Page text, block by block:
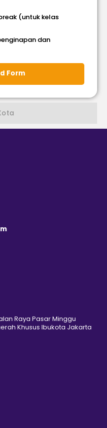
(untuk kelas
dan
Form
Raya Pasar Minggu
Khusus Ibukota Jakarta